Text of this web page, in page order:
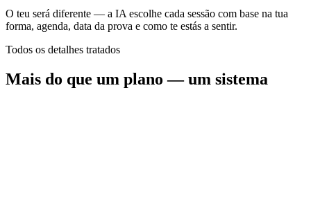
O teu será diferente — a IA escolhe cada sessão com base na tua
forma, agenda, data da prova e como te estás a sentir.
Todos os detalhes tratados
Mais do que um plano — um sistema